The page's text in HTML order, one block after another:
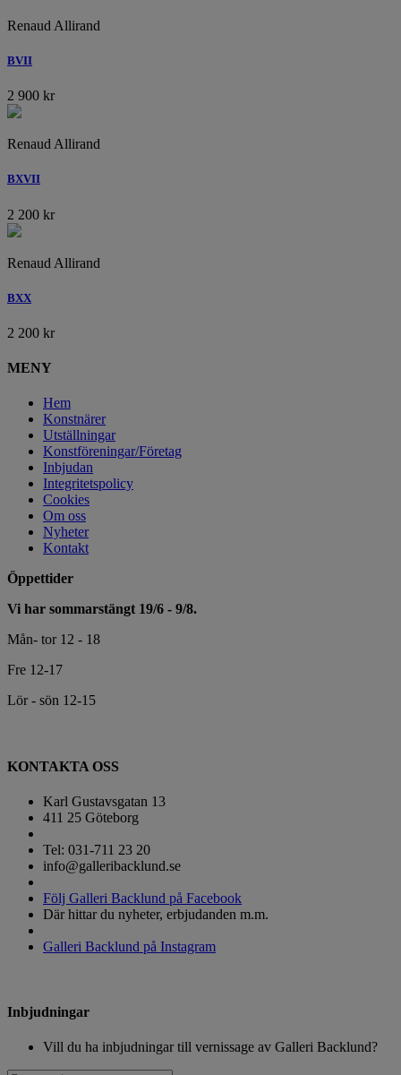
Renaud Allirand
BVII
2 900 kr
Renaud Allirand
BXVII
2 200 kr
Renaud Allirand
BXX
2 200 kr
MENY
Hem
Konstnärer
Utställningar
Konstföreningar/Företag
Inbjudan
Integritetspolicy
Cookies
Om oss
Nyheter
Kontakt
Öppettider
Vi har sommarstängt 19/6 - 9/8.
Mån- tor 12 - 18
Fre 12-17
Lör - sön 12-15
KONTAKTA OSS
Karl Gustavsgatan 13
411 25 Göteborg
Tel: 031-711 23 20
info@galleribacklund.se
Följ Galleri Backlund på Facebook
Där hittar du nyheter, erbjudanden m.m.
Galleri Backlund på Instagram
Inbjudningar
Vill du ha inbjudningar till vernissage av Galleri Backlund?